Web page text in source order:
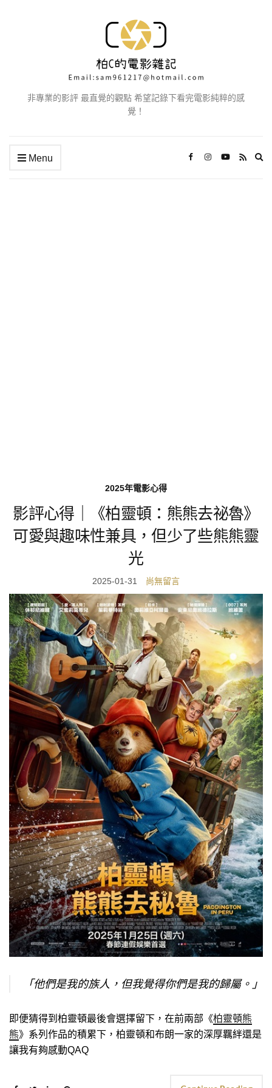
非專業的影評 最直覺的觀點 希望記錄下看完電影純粹的感
覺！
Menu
2025年電影心得
影評心得｜《柏靈頓：熊熊去祕魯》
可愛與趣味性兼具，但少了些熊熊靈
光
2025-01-31 尚無留言
「他們是我的族人，但我覺得你們是我的歸屬。」
即便猜得到柏靈頓最後會選擇留下，在前兩部《柏靈頓熊
熊》系列作品的積累下，柏靈頓和布朗一家的深厚羈絆還是
讓我有夠感動QAQ